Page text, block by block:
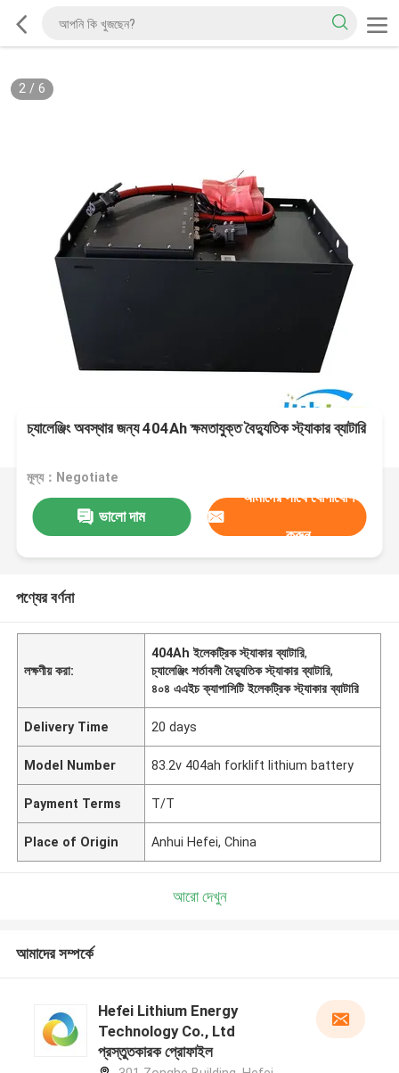
2/ 6
চ্যালেঞ্জিং অবস্থার জন্য 404Ah ক্ষমতাযুক্ত বৈদ্যুতিক স্ট্যাকার ব্যাটারি
মূল্য：Negotiate
ভালো দাম
আমাদের সাথে যোগাযোগ
করুন
পণ্যের বর্ণনা
লক্ষণীয় করা:
404Ah ইলেকট্রিক স্ট্যাকার ব্যাটারি,
চ্যালেঞ্জিং শর্তাবলী বৈদ্যুতিক স্ট্যাকার ব্যাটারি,
৪০৪ এএইচ ক্যাপাসিটি ইলেকট্রিক স্ট্যাকার ব্যাটারি
Delivery Time 20 days
Model Number 83.2v 404ah forklift lithium battery
Payment Terms T/T
Place of Origin Anhui Hefei, China
আরো দেখুন
আমাদের সম্পর্কে
Hefei Lithium Energy
Technology Co., Ltd
প্রস্তুতকারক প্রোফাইল